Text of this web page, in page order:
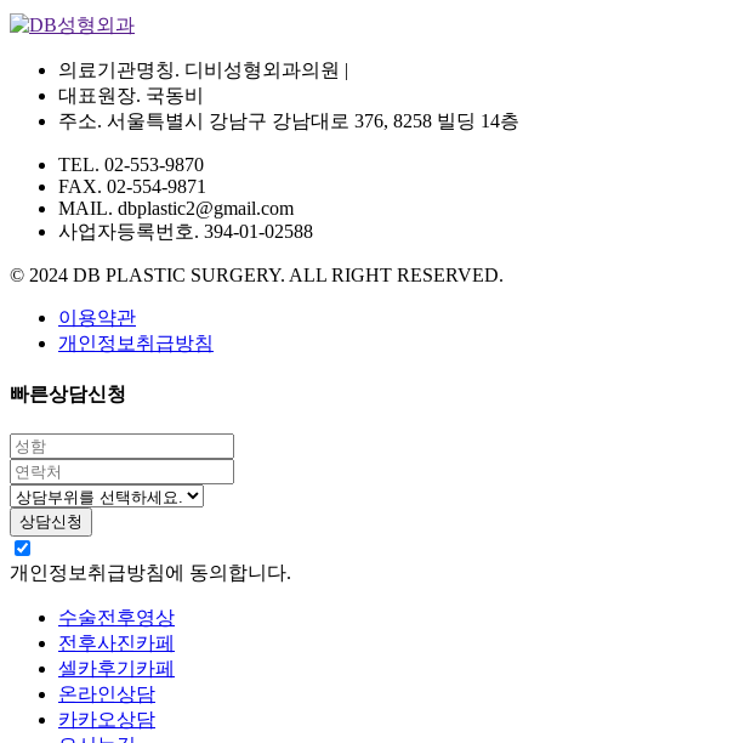
의료기관명칭. 디비성형외과의원 |
대표원장. 국동비
주소. 서울특별시 강남구 강남대로 376, 8258 빌딩 14층
TEL. 02-553-9870
FAX. 02-554-9871
MAIL. dbplastic2@gmail.com
사업자등록번호. 394-01-02588
© 2024 DB PLASTIC SURGERY. ALL RIGHT RESERVED.
이용약관
개인정보취급방침
빠른상담신청
개인정보취급방침에 동의합니다.
수술전후영상
전후사진카페
셀카후기카페
온라인상담
카카오상담